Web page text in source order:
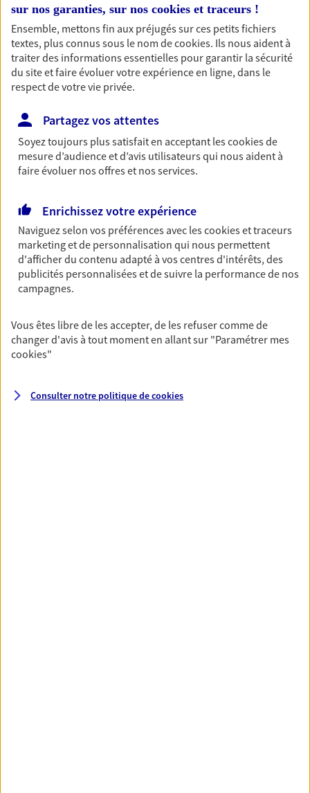
Nos offres phares
Réalisez vos projets grâce à votre épargne : achat
immobilier, études des enfants ou voyage autour
du monde… Épargnez à votre rythme et
simplement, selon votre profil.
Retraite
Préparez sereinement ce nouveau chapitre de
votre vie avec les conseils d'un expert. Découvrez
notre solution PER (Plan Epargne Retraite)
spécialement conçue pour la retraite.
Découvrir l'offre Retraite
Pour un avenir serein, assurez-vous avec notre
contrat prévoyance. Préservez vos proches en cas
sur nos garanties, sur nos cookies et traceurs !
Ensemble, mettons fin aux préjugés sur ces petits fichiers
textes, plus connus sous le nom decookies. Ils nous aident à
traiter des informations essentielles pour garantir la sécurité
du site et faire évoluer votre expérience en ligne, dans le
respect de votre vie privée.
Partagez vos attentes
Soyez toujours plus satisfait en acceptant lescookiesde
mesure d’audience et d’avis utilisateurs qui nous aident à
faire évoluer nos offres et nos services.
Enrichissez votre expérience
Naviguez selon vos préférences avec lescookies et traceurs
marketing et de personnalisation qui nous permettent
d'afficher du contenu adapté à vos centres d'intérêts, des
publicités personnalisées et de suivre la performance de nos
campagnes.
Vous êtes libre de les accepter, de les refuser comme de
changer d'avis à tout moment en allant sur "Paramétrer mes
cookies"
Consulter notre politique decookies